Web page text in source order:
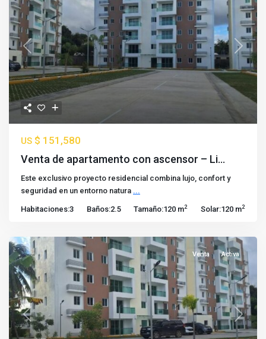
Previous Next
US $ 151,580
Venta de apartamento con ascensor – Li...
Este exclusivo proyecto residencial combina lujo, confort y
seguridad en un entorno natura ...
Habitaciones:3 Baños:2.5 Tamaño:120 m2 Solar:120 m2
Previous Next
Venta Activa